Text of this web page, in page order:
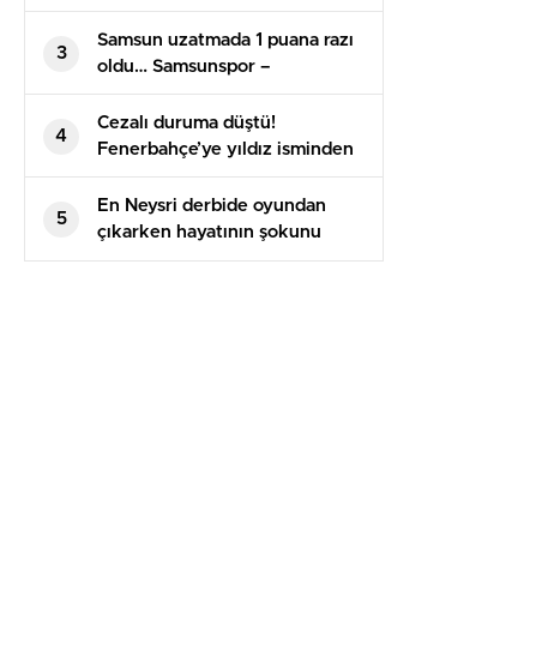
tartışma yarattı
3
Samsun uzatmada 1 puana razı
oldu… Samsunspor –
Alanyaspor maç sonucu 1-1
4
Cezalı duruma düştü!
Fenerbahçe’ye yıldız isminden
kötü haber
5
En Neysri derbide oyundan
çıkarken hayatının şokunu
yaşadı!